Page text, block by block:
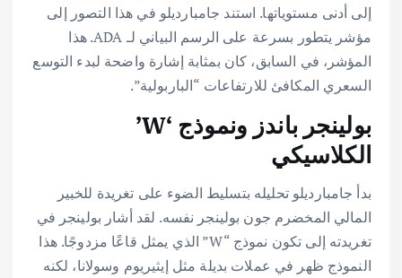
إلى أدنى مستوياتها. استند جامبارديلو في هذا التصور إلى
مؤشر يتطور بسرعة على الرسم البياني لـ ADA. هذا
المؤشر، في السابق، كان بمثابة إشارة واضحة لبدء التوسع
السعري المكافئ للارتفاعات “الباربولية”.
بولينجر باندز ونموذج ‘W’
الكلاسيكي
بدأ جامبارديلو تحليله بتسليط الضوء على تغريدة للخبير
المالي المخضرم جون بولينجر نفسه. لقد أشار بولينجر في
تغريدته إلى تكون نموذج “W” الذي يمثل قاعًا مزدوجًا. هذا
النموذج ظهر في عملات بديلة مثل إيثيريوم وسولانا، لكنه